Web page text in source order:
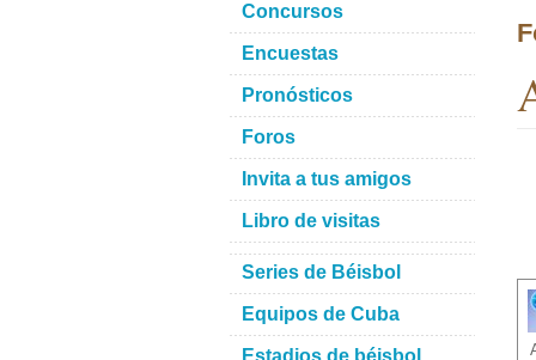
Concursos
Encuestas
Pronósticos
Foros
Invita a tus amigos
Libro de visitas
Series de Béisbol
Equipos de Cuba
Estadios de béisbol